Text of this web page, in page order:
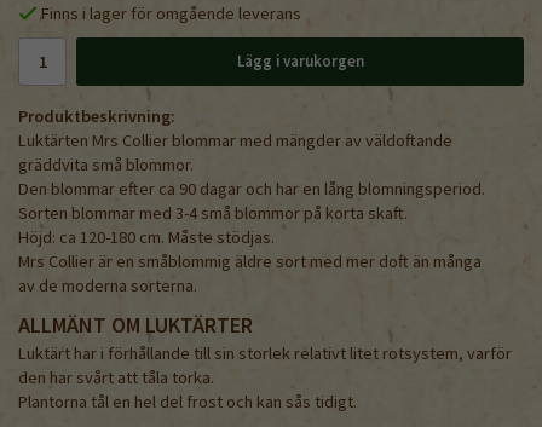
Finns i lager för omgående leverans
Lägg i varukorgen
Produktbeskrivning:
Luktärten Mrs Collier blommar med mängder av väldoftande
gräddvita små blommor.
Den blommar efter ca 90 dagar och har en lång blomningsperiod.
Sorten blommar med 3-4 små blommor på korta skaft.
Höjd: ca 120-180 cm. Måste stödjas.
Mrs Collier är en småblommig äldre sort med mer doft än många
av de moderna sorterna.
ALLMÄNT OM LUKTÄRTER
Luktärt har i förhållande till sin storlek relativt litet rotsystem, varför
den har svårt att tåla torka.
Plantorna tål en hel del frost och kan sås tidigt.